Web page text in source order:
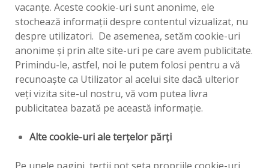
vacanţe. Aceste cookie-uri sunt anonime, ele
stochează informaţii despre contentul vizualizat, nu
despre utilizatori. De asemenea, setăm cookie-uri
anonime şi prin alte site-uri pe care avem publicitate.
Primindu-le, astfel, noi le putem folosi pentru a vă
recunoaşte ca Utilizator al acelui site dacă ulterior
veţi vizita site-ul nostru, vă vom putea livra
publicitatea bazată pe această informaţie.
Alte cookie-uri ale terţelor părţi